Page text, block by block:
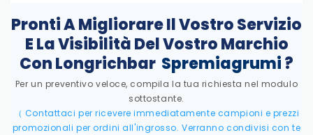
Pronti A Migliorare Il Vostro Servizio
E La Visibilità Del Vostro Marchio
Con Longrichbar Spremiagrumi?
Per un preventivo veloce, compila la tua richiesta nel modulo
sottostante.
（ Contattaci per ricevere immediatamente campioni e prezzi
promozionali per ordini all'ingrosso. Verranno condivisi con te